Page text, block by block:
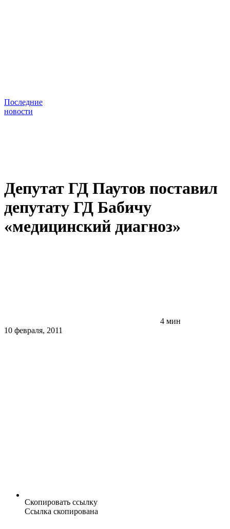
Последние
новости
Депутат ГД Паутов поставил
депутату ГД Бабичу
«медицинский диагноз»
4 мин
10 февраля, 2011
Скопировать ссылку
Ссылка скопирована